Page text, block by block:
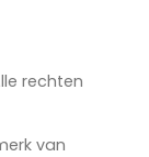
rechten
van